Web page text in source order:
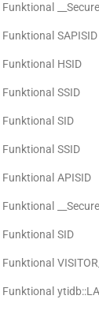
Funktional
Funktional SAPISID
Funktional HSID
Funktional SSID
Funktional SID
Funktional SSID
Funktional APISID
Funktional
Funktional SID
Funktional
Funktional